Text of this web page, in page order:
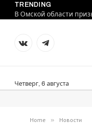
TRENDING
В Омской области
VKontakteTelegram
Четверг, 6 августа
Home » Новости